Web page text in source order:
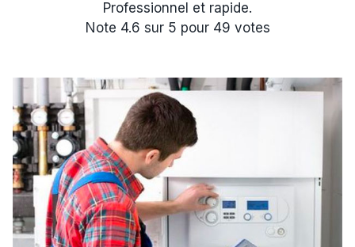
Professionnel et rapide.
Note 4.6 sur 5 pour 49 votes